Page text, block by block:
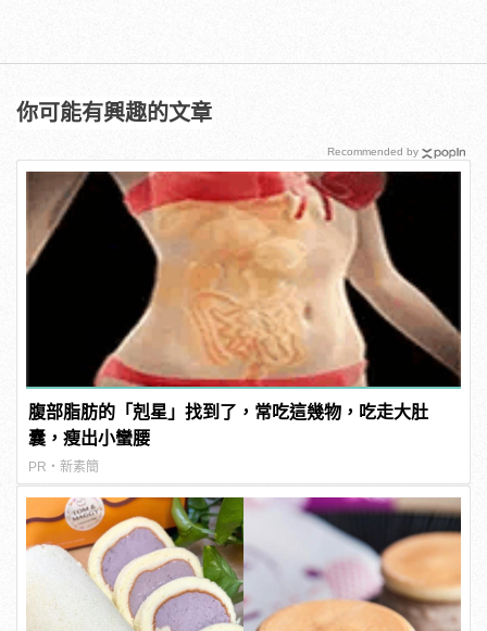
你可能有興趣的文章
腹部脂肪的「剋星」找到了，常吃這幾物，吃走大肚
囊，瘦出小蠻腰
PR・新素簡
Recommended by